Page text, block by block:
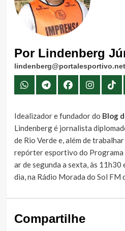
Por Lindenberg
lindenberg@portalesportivo.net
Idealizador e fundador do Blog
Lindenberg é jornalista
de Rio Verde e, além de
repórter esportivo do Programa
ar de segunda a sexta, às 11h30
dia, na Rádio Morada do Sol FM
Compartilhe